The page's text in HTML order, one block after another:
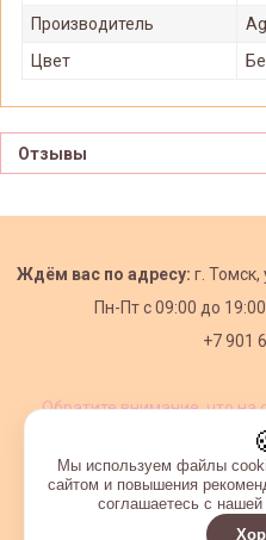
Производитель
Цвет
Отзывы
Ждём вас по адресу: г. Томск,
Пн-Пт с09:00 до
+7 901
Обратите внимание, что на
Мы используем файлы
сайтом и повышения
соглашаетесь с нашей